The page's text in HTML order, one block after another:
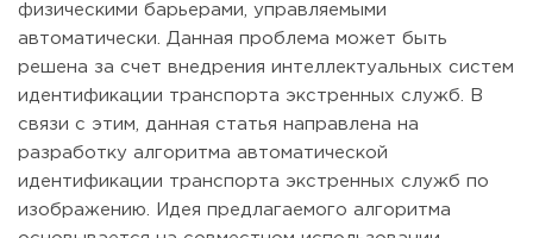
физическими барьерами, управляемыми
автоматически. Данная проблема может быть
решена за счет внедрения интеллектуальных систем
идентификации транспорта экстренных служб. В
связи с этим, данная статья направлена на
разработку алгоритма автоматической
идентификации транспорта экстренных служб по
изображению. Идея предлагаемого алгоритма